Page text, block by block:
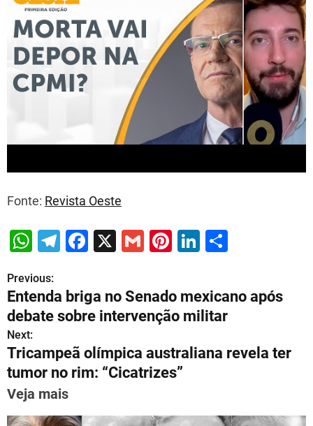
Fonte: Revista Oeste
W
at
s
A
p
p
T
e
gr
a
m
F
e
b
o
o
X
G
l
Pi
e
st
Li
k
e
dI
n
e
P
o
s
t
n
a
Previous:
Entenda briga no Senado mexicano após
debate sobre intervenção militar
Next:
Tricampeã olímpica australiana revela ter
tumor no rim: “Cicatrizes”
Veja mais